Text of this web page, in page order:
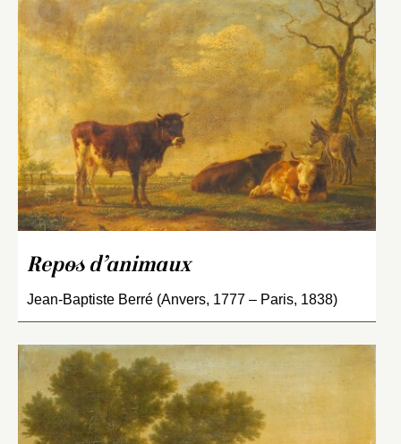
Repos d’animaux
Jean-Baptiste Berré (Anvers, 1777 – Paris, 1838)